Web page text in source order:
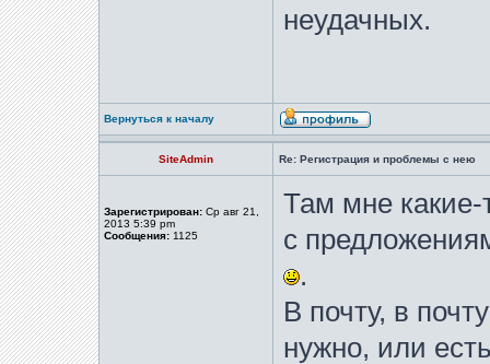
неудачных.
Вернуться к началу
SiteAdmin Re: Регистрация и проблемы с нею
Зарегистрирован: Ср авг 21,
2013 5:39 pm
Сообщения: 1125
Там мне
с
.
В почту, в
нужно, или